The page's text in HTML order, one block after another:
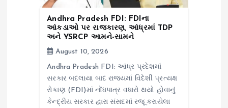
Andhra Pradesh FDI: FDIના
આંકડાઓ પર રાજકારણ, આંધ્રમાં TDP
અને YSRCP આમને-સામને
August 10, 2026
Andhra Pradesh FDI: આંધ્ર પ્રદેશમાં
સરકાર બદલાયા બાદ રાજ્યમાં વિદેશી પ્રત્યક્ષ
રોકાણ (FDI)માં નોંધપાત્ર વધારો થયો હોવાનું
કેન્દ્રીય સરકાર દ્વારા સંસદમાં રજૂ કરાયેલા